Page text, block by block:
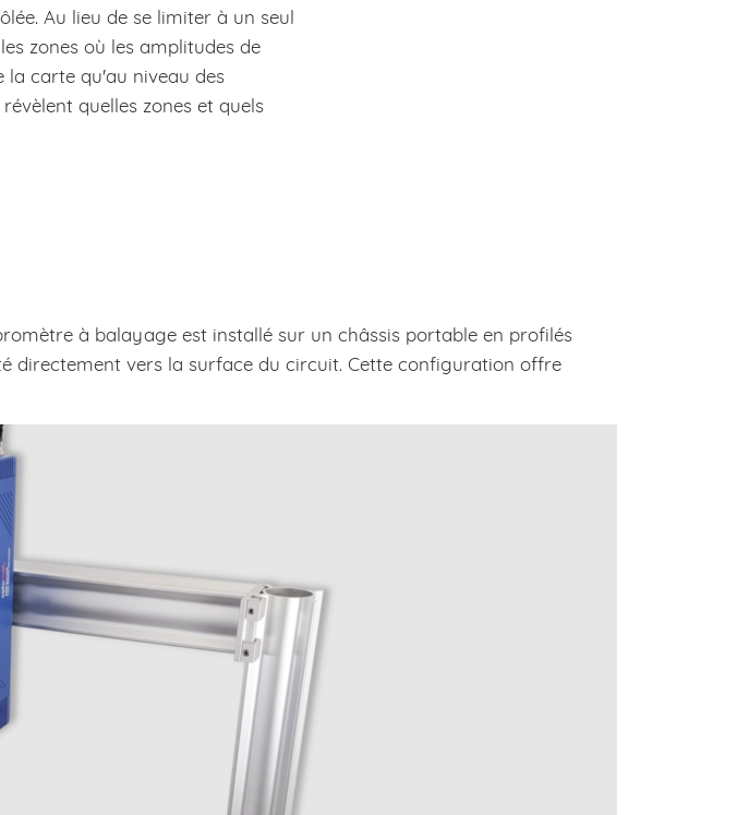
Au lieu de se limiter à un seul
zones où les amplitudes de
la carte qu'au niveau des
quelles zones et quels
à balayage est installé sur un châssis portable en profilés
directement vers la surface du circuit. Cette configuration offre